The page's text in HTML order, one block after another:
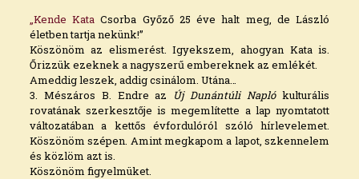
„Kende Kata Csorba Győző 25 éve halt meg, de László
életben tartja nekünk!”
Köszönöm az elismerést. Igyekszem, ahogyan Kata is.
Őrizzük ezeknek a nagyszerű embereknek az emlékét.
Ameddig leszek, addig csinálom. Utána…
3. Mészáros B. Endre az Új Dunántúli Naplókulturális
rovatának szerkesztője is megemlítette a lap nyomtatott
változatában a kettős évfordulóról szóló hírlevelemet.
Köszönöm szépen. Amint megkapom a lapot, szkennelem
és közlöm azt is.
Köszönöm figyelmüket.